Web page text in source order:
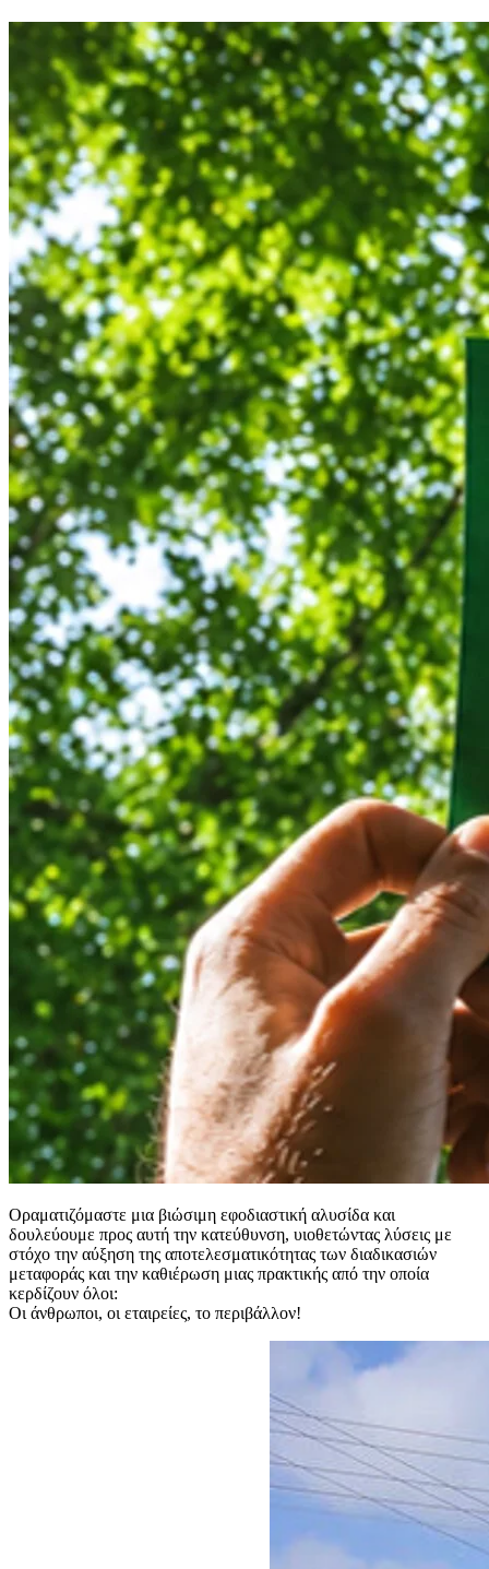
Οραματιζόμαστε μια βιώσιμη εφοδιαστική αλυσίδα και
δουλεύουμε προς αυτή την κατεύθυνση, υιοθετώντας λύσεις με
στόχο την αύξηση της αποτελεσματικότητας των διαδικασιών
μεταφοράς και την καθιέρωση μιας πρακτικής από την οποία
κερδίζουν όλοι:
Οι άνθρωποι, οι εταιρείες, το περιβάλλον!